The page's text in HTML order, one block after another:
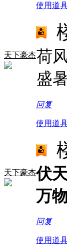
使用道
天下豪杰荷
盛
回复
使用道
天下豪杰伏
万
回复
使用道